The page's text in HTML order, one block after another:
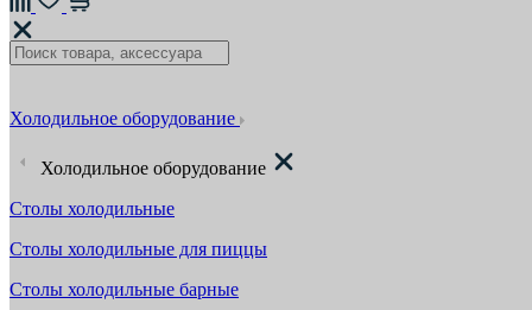
Холодильное оборудование
Холодильное оборудование
Столы холодильные
Столы холодильные для пиццы
Столы холодильные барные